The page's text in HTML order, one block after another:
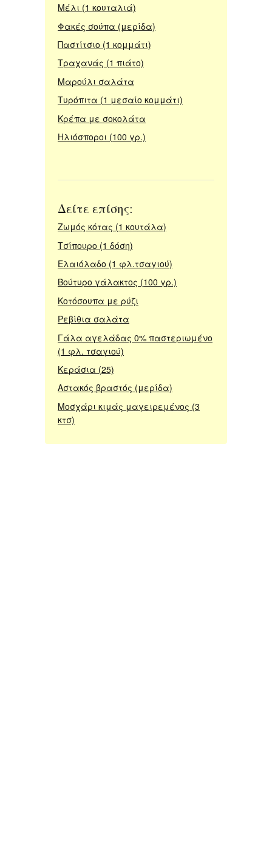
Μέλι (1 κουταλιά)
Φακές σούπα (μερίδα)
Παστίτσιο (1 κομμάτι)
Τραχανάς (1 πιάτο)
Μαρούλι σαλάτα
Τυρόπιτα (1 μεσαίο κομμάτι)
Κρέπα με σοκολάτα
Ηλιόσποροι (100 γρ.)
Δείτε επίσης:
Ζωμός κότας (1 κουτάλα)
Τσίπουρο (1 δόση)
Ελαιόλαδο (1 φλ.τσαγιού)
Βούτυρο γάλακτος (100 γρ.)
Κοτόσουπα με ρύζι
Ρεβίθια σαλάτα
Γάλα αγελάδας 0% παστεριωμένο
(1 φλ. τσαγιού)
Κεράσια (25)
Αστακός βραστός (μερίδα)
Μοσχάρι κιμάς μαγειρεμένος (3
κτσ)